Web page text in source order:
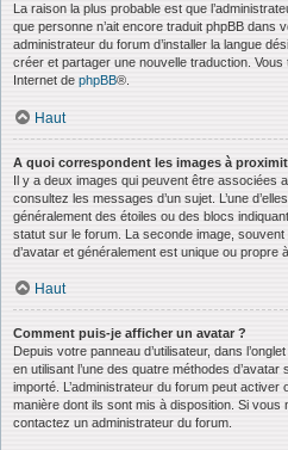
La raison la plus probable est que
que personne n’ait encore traduit phpBB dans
administrateur du forum d’installer la langue
créer et partager une nouvelle traduction.
Internet de phpBB®.
Haut
A quoi correspondent les images à
Il y a deux images qui peuvent être associées
consultez les messages d’un sujet. L’une
généralement des étoiles ou des blocs
statut sur le forum. La seconde image,
d’avatar et généralement est unique ou propre
Haut
Comment puis-je afficher un avatar ?
Depuis votre panneau d’utilisateur, dans
en utilisant l’une des quatre méthodes
importé. L’administrateur du forum peut
manière dont ils sont mis à disposition. Si vous
contactez un administrateur du forum.